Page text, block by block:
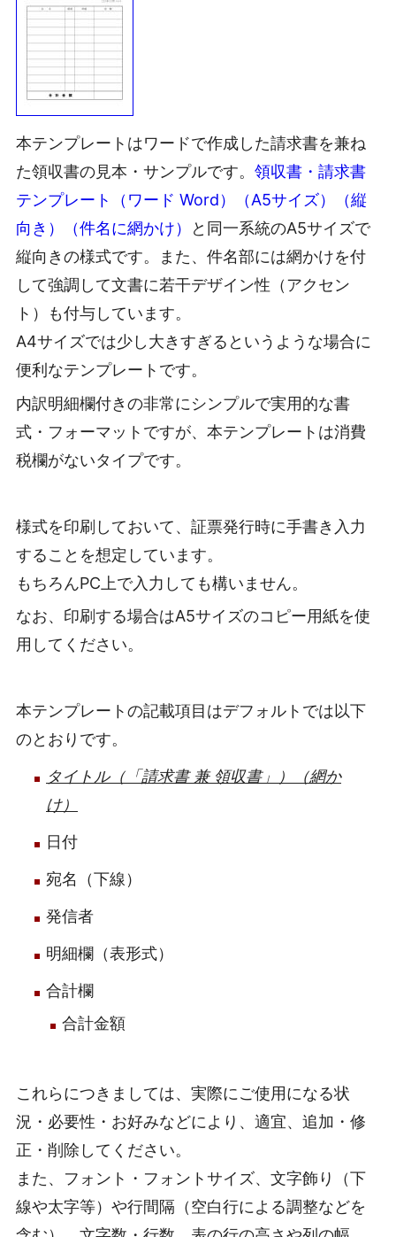
本テンプレートはワードで作成した請求書を兼ね
た領収書の見本・サンプルです。 領収書・請求書
テンプレート（ワード Word）（A5サイズ）（縦
向き）（件名に網かけ）
と同一系統のA5サイズで
縦向きの様式です。また、件名部には網かけを付
して強調して文書に若干デザイン性（アクセン
ト）も付与しています。
A4サイズでは少し大きすぎるというような場合に
便利なテンプレートです。
内訳明細欄付きの非常にシンプルで実用的な書
式・フォーマットですが、本テンプレートは消費
税欄がないタイプです。
様式を印刷しておいて、証票発行時に手書き入力
することを想定しています。
もちろんPC上で入力しても構いません。
なお、印刷する場合はA5サイズのコピー用紙を使
用してください。
本テンプレートの記載項目はデフォルトでは以下
のとおりです。
タイトル（「請求書 兼 領収書」）（網か
け）
日付
宛名（下線）
発信者
明細欄（表形式）
合計欄
合計金額
これらにつきましては、実際にご使用になる状
況・必要性・お好みなどにより、適宜、追加・修
正・削除してください。
また、フォント・フォントサイズ、文字飾り（下
線や太字等）や行間隔（空白行による調整などを